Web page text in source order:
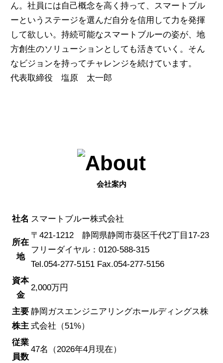
ん。社員には自己概念を高く持って、スマートブル
ーというステージを選んだ自分を信用して力を発揮
して欲しい。持続可能なスマートブルーの姿が、地
方創生のソリューションとしても活きていく。そん
なビジョンを持ってチャレンジを続けています。
代表取締役 塩原 太一郎
会社案内
社名 スマートブルー株式会社
所在
地
〒421-1212 静岡県静岡市葵区千代2丁目17-23
フリーダイヤル：0120-588-315
Tel.054-277-5151 Fax.054-277-5156
資本
金
2,000万円
主要
株主
静岡ガスエンジニアリングホールディングス株
式会社（51%）
従業
員数
47名（2026年4月現在）